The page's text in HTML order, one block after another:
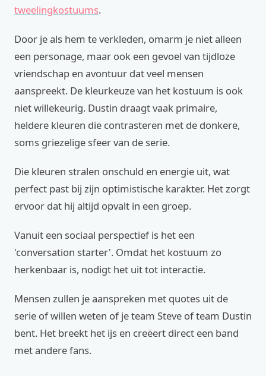
tweelingkostuums.
Door je als hem te verkleden, omarm je niet alleen
een personage, maar ook een gevoel van tijdloze
vriendschap en avontuur dat veel mensen
aanspreekt. De kleurkeuze van het kostuum is ook
niet willekeurig. Dustin draagt vaak primaire,
heldere kleuren die contrasteren met de donkere,
soms griezelige sfeer van de serie.
Die kleuren stralen onschuld en energie uit, wat
perfect past bij zijn optimistische karakter. Het zorgt
ervoor dat hij altijd opvalt in een groep.
Vanuit een sociaal perspectief is het een
'conversation starter'. Omdat het kostuum zo
herkenbaar is, nodigt het uit tot interactie.
Mensen zullen je aanspreken met quotes uit de
serie of willen weten of je team Steve of team Dustin
bent. Het breekt het ijs en creëert direct een band
met andere fans.